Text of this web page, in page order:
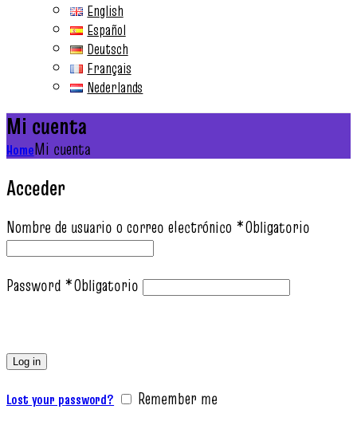
English
Español
Deutsch
Français
Nederlands
Mi cuenta
HomeMi cuenta
Acceder
Nombre de usuario o correo electrónico *Obligatorio
Password *Obligatorio
Log in
Lost your password? Remember me